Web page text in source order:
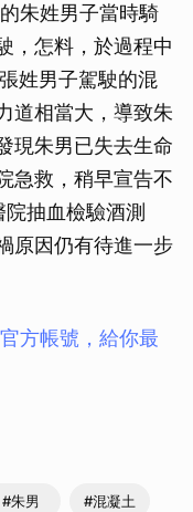
朱姓男子當時騎
，怎料，於過程中
姓男子駕駛的混
道相當大，導致朱
現朱男已失去生命
急救，稍早宣告不
抽血檢驗酒測
原因仍有待進一步
方帳號，給你最
#朱男 #混凝土